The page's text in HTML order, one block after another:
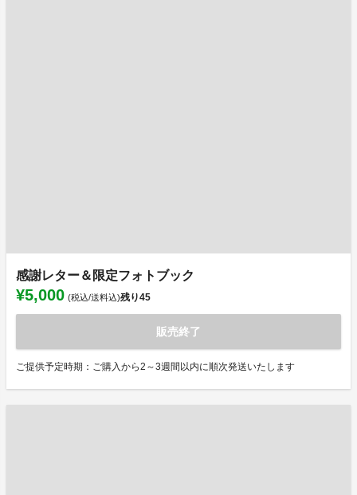
感謝レター＆限定フォトブック
¥5,000 (税込/送料込)残り45
販売終了
ご提供予定時期：ご購入から2～3週間以内に順次発送いたします